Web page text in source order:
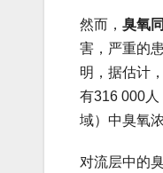
然而， 臭氧
害，严重的
明，据估计
有316 000
域）中臭氧
对流层中的